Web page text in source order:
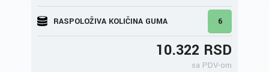
RASPOLOŽIVA KOLIČINA GUMA 6
10.322 RSD
sa PDV-om